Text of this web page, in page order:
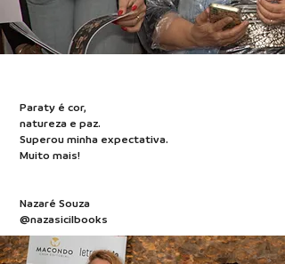
Paraty é cor,
natureza e paz.
Superou minha expectativa.
Muito mais!
Nazaré Souza
@nazasicilbooks